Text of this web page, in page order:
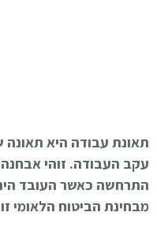
תאונת עבודה היא
עקב העבודה. זוהי
התרחשה כאשר העובד
מבחינת הביטוח הלאומי